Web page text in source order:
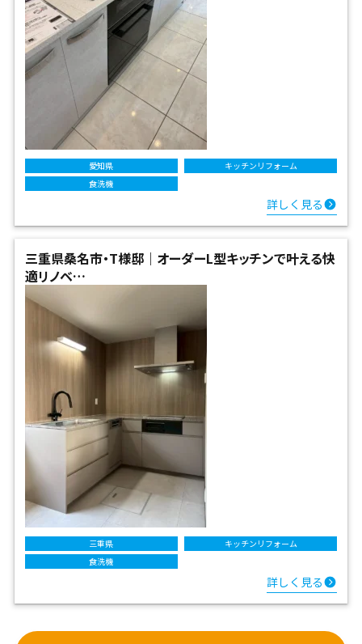
愛知県
キッチンリフォーム
食洗機
詳しく見る
三重県桑名市・T様邸｜オーダーL型キッチンで叶える快
適リノベ…
三重県
キッチンリフォーム
食洗機
詳しく見る